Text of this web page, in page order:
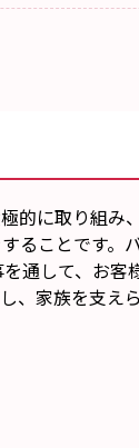
的に取り組
ることです
通して、お
、家族を支え